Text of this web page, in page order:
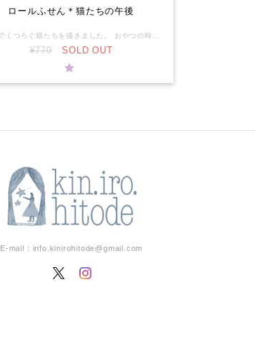
ロールふせん＊猫たちの午後
¥770 SOLD OUT
E-mail： info.kinirohitode@gmail.com